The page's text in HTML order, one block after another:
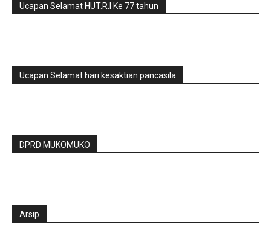
Ucapan Selamat HUT.R.I Ke 77 tahun
Ucapan Selamat hari kesaktian pancasila
DPRD MUKOMUKO
Arsip